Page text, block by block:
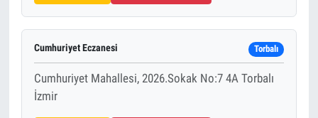
Cumhuriyet Eczanesi Torbalı
Cumhuriyet Mahallesi, 2026.Sokak No:7 4A Torbalı
İzmir